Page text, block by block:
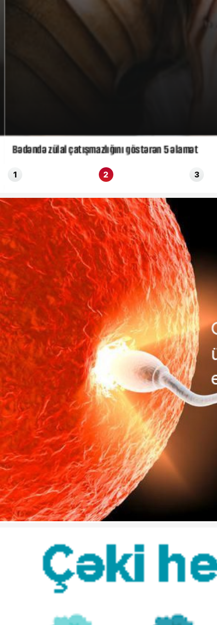
Bədəndə zülal çatışmazlığını göstərən 5 əlamət
1 2 3